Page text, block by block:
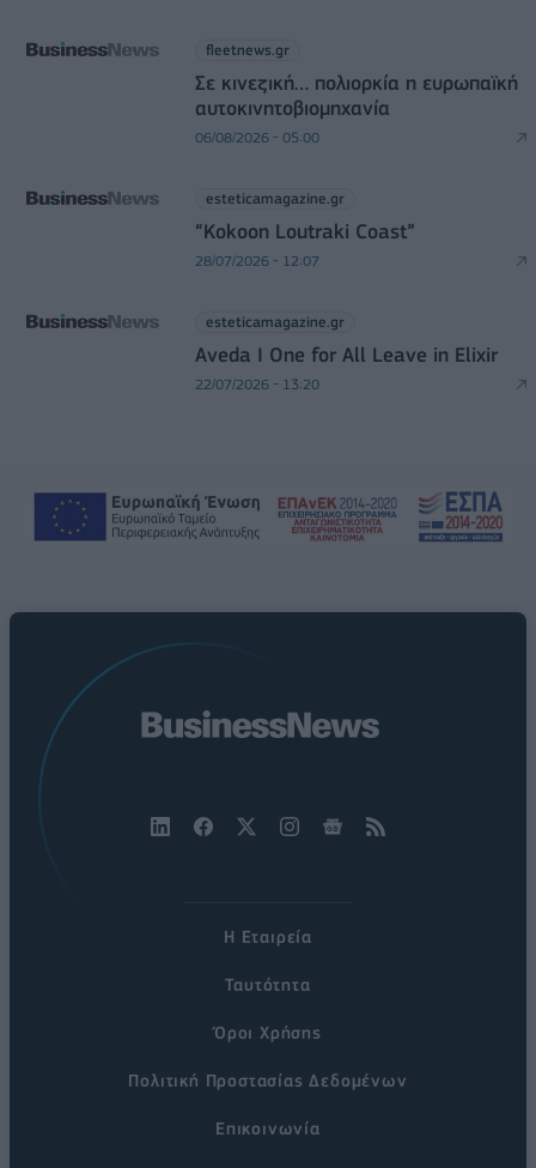
fleetnews.gr
Σε κινεζική… πολιορκία η ευρωπαϊκή
αυτοκινητοβιομηχανία
06/08/2026 - 05:00
esteticamagazine.gr
“Kokoon Loutraki Coast”
28/07/2026 - 12:07
esteticamagazine.gr
Aveda I One for All Leave in Elixir
22/07/2026 - 13:20
Η Εταιρεία
Ταυτότητα
Όροι Χρήσης
Πολιτική Προστασίας Δεδομένων
Επικοινωνία